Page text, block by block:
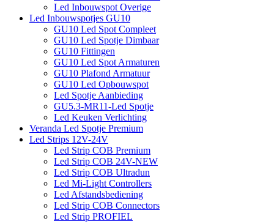
Led Inbouwspot Overige
Led Inbouwspotjes GU10
GU10 Led Spot Compleet
GU10 Led Spotje Dimbaar
GU10 Fittingen
GU10 Led Spot Armaturen
GU10 Plafond Armatuur
GU10 Led Opbouwspot
Led Spotje Aanbieding
GU5.3-MR11-Led Spotje
Led Keuken Verlichting
Veranda Led Spotje Premium
Led Strips 12V-24V
Led Strip COB Premium
Led Strip COB 24V-NEW
Led Strip COB Ultradun
Led Mi-Light Controllers
Led Afstandsbediening
Led Strip COB Connectors
Led Strip PROFIEL